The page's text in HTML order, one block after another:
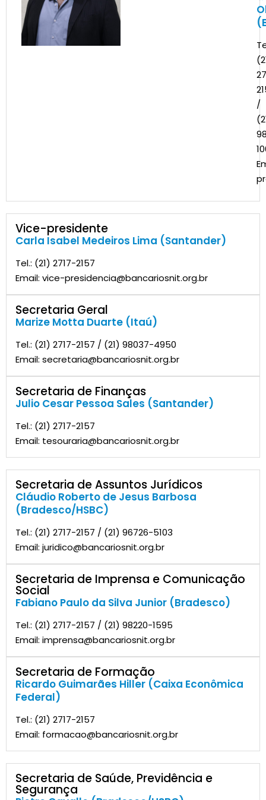
/
Vice-presidente
Carla Isabel Medeiros Lima (Santander)
Tel.: (21) 2717-2157
Email: vice-presidencia@bancariosnit.org.br
Secretaria Geral
Marize Motta Duarte (Itaú)
Tel.: (21) 2717-2157 / (21) 98037-4950
Email: secretaria@bancariosnit.org.br
Secretaria de Finanças
Julio Cesar Pessoa Sales (Santander)
Tel.: (21) 2717-2157
Email: tesouraria@bancariosnit.org.br
Secretaria de Assuntos Jurídicos
Cláudio Roberto de Jesus Barbosa
(Bradesco/HSBC)
Tel.: (21) 2717-2157 / (21) 96726-5103
Email: juridico@bancariosnit.org.br
Secretaria de Imprensa e Comunicação
Social
Fabiano Paulo da Silva Junior (Bradesco)
Tel.: (21) 2717-2157 / (21) 98220-1595
Email: imprensa@bancariosnit.org.br
Secretaria de Formação
Ricardo Guimarães Hiller (Caixa Econômica
Federal)
Tel.: (21) 2717-2157
Email: formacao@bancariosnit.org.br
Secretaria de Saúde, Previdência e
Segurança